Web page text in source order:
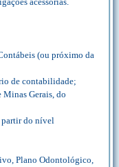
(ou próximo da
de contabilidade;
Gerais, do
partir do nível
Plano Odontológico,